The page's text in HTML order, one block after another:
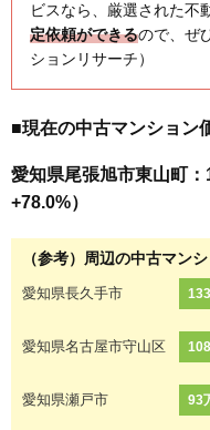
ビスなら、厳選された不
定依頼ができるので、ぜ
ションリサーチ）
■現在の中古マンション
愛知県尾張旭市東山町
+78.0%）
（参考）周辺の中古マン
愛知県長久手市
愛知県名古屋市守山区
愛知県瀬戸市 93